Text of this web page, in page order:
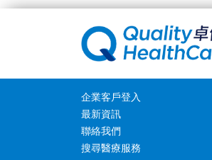
企業客戶登入
最新資訊
聯絡我們
搜尋醫療服務